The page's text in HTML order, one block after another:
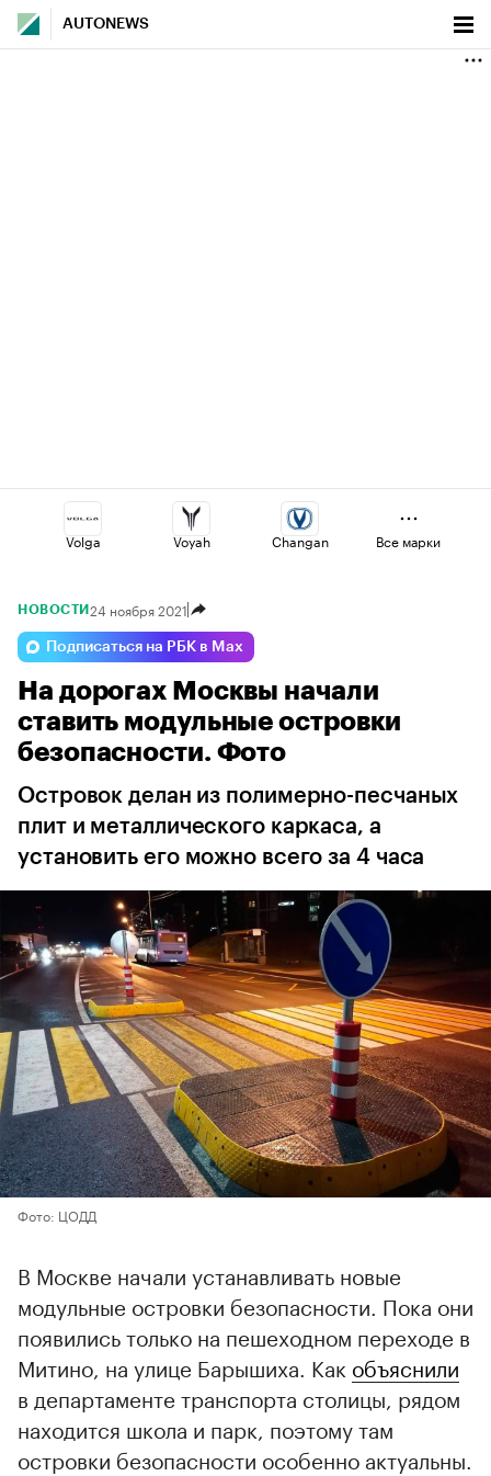
AUTONEWS
Volga Voyah Changan
Esteo Omoda
Jaecoo Haval Lada
Все марки
НОВОСТИ 24 ноября 2021
Подписаться на РБК в Max
На дорогах Москвы начали
ставить модульные островки
безопасности. Фото
Островок делан из полимерно-песчаных
плит и металлического каркаса, а
установить его можно всего за 4 часа
Фото: ЦОДД
В Москве начали устанавливать новые
модульные островки безопасности. Пока они
появились только на пешеходном переходе в
Митино, на улице Барышиха. Как объяснили
в департаменте транспорта столицы, рядом
находится школа и парк, поэтому там
островки безопасности особенно актуальны.